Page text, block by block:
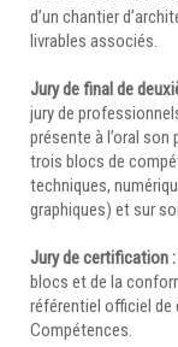
d’un chantier
livrables associés.
Jury de final de
jury de
présente à l’oral
trois blocs de
techniques,
graphiques) et sur
Jury de certification :
blocs et de la
référentiel officiel de
Compétences.